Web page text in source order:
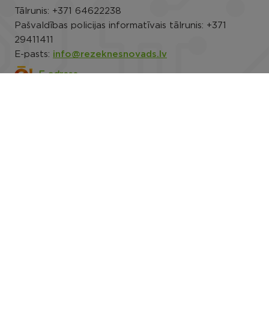
Tālrunis: +371 64622238
Pašvaldības policijas informatīvais tālrunis: +371
29411411
E-pasts: info@rezeknesnovads.lv
E-adrese